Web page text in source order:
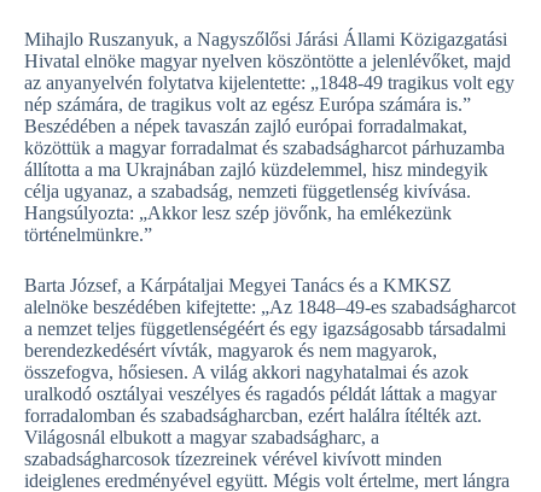
Mihajlo Ruszanyuk, a Nagyszőlősi Járási Állami Közigazgatási
Hivatal elnöke magyar nyelven köszöntötte a jelenlévőket, majd
az anyanyelvén folytatva kijelentette: „1848-49 tragikus volt egy
nép számára, de tragikus volt az egész Európa számára is.”
Beszédében a népek tavaszán zajló európai forradalmakat,
közöttük a magyar forradalmat és szabadságharcot párhuzamba
állította a ma Ukrajnában zajló küzdelemmel, hisz mindegyik
célja ugyanaz, a szabadság, nemzeti függetlenség kivívása.
Hangsúlyozta: „Akkor lesz szép jövőnk, ha emlékezünk
történelmünkre.”
Barta József, a Kárpátaljai Megyei Tanács és a KMKSZ
alelnöke beszédében kifejtette: „Az 1848–49-es szabadságharcot
a nemzet teljes függetlenségéért és egy igazságosabb társadalmi
berendezkedésért vívták, magyarok és nem magyarok,
összefogva, hősiesen. A világ akkori nagyhatalmai és azok
uralkodó osztályai veszélyes és ragadós példát láttak a magyar
forradalomban és szabadságharcban, ezért halálra ítélték azt.
Világosnál elbukott a magyar szabadságharc, a
szabadságharcosok tízezreinek vérével kivívott minden
ideiglenes eredményével együtt. Mégis volt értelme, mert lángra